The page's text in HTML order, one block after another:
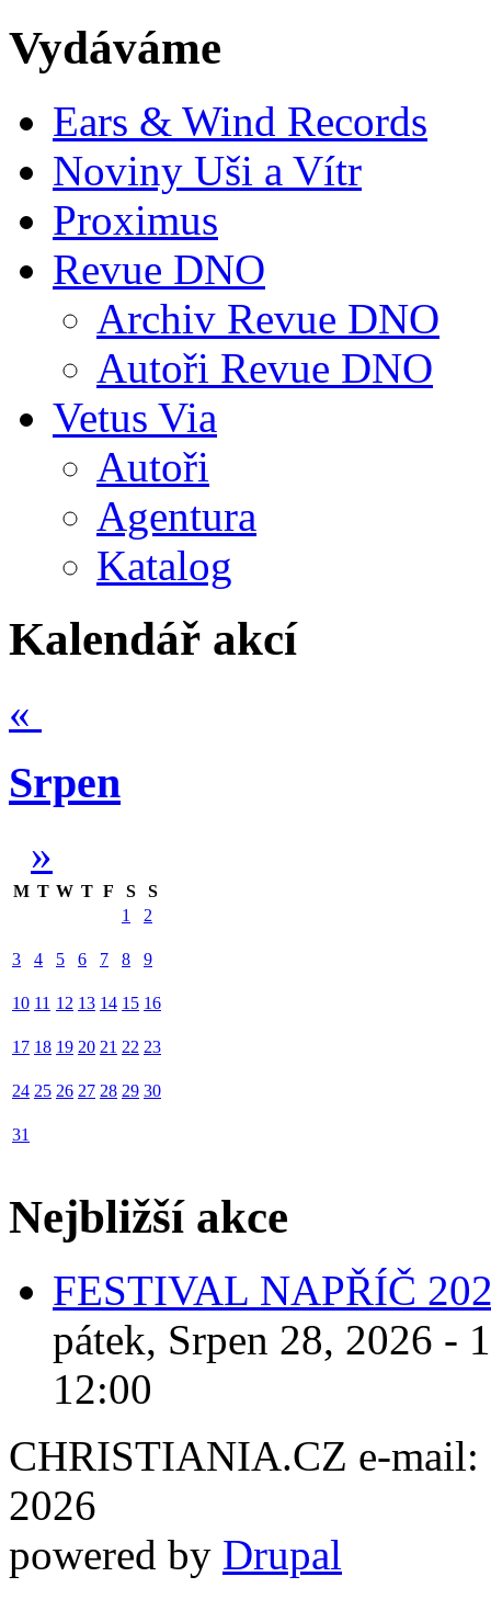
Vydáváme
Ears & Wind Records
Noviny Uši a Vítr
Proximus
Revue DNO
Archiv Revue DNO
Autoři Revue DNO
Vetus Via
Autoři
Agentura
Katalog
Kalendář akcí
«
Srpen
»
M T W T F S
S
1
2
3 4 5 6 7 8 9
10 11 12 13 14 15 16
17 18 19 20 21 22 23
24 25 26 27 28 29 30
31
Nejbližší akce
FESTIVAL NAPŘÍČ
pátek, Srpen 28, 2026 -
12:00
CHRISTIANIA.CZ e-mail:
2026
powered by Drupal